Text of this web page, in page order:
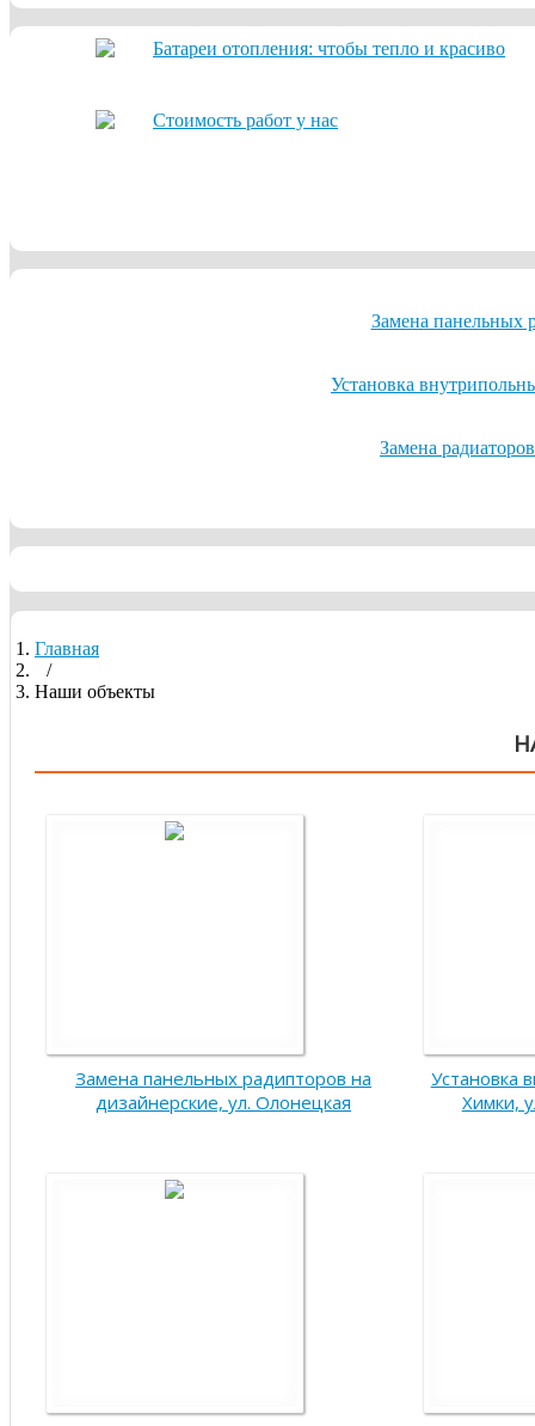
Батареи отопления: чтобы тепло и красиво
Стоимость работ у нас
Замена панельных
Установка
Замена
Главная
/
Наши объекты
Замена панельных радипторов на
дизайнерские, ул. Олонецкая
Установка
Химки,